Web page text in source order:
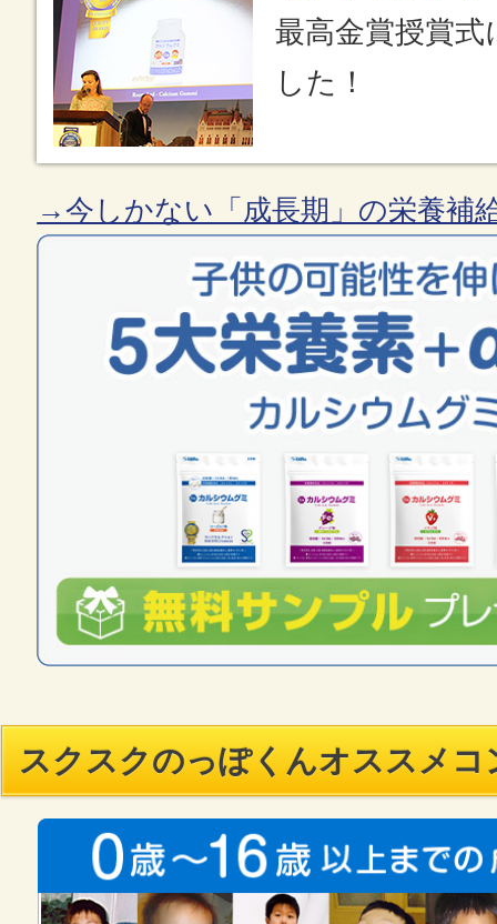
最高金賞授賞
した！
→今しかない「成長期」の栄養補
スクスクのっぽくんオススメコ